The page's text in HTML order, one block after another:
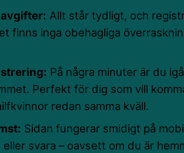
Allt står tydligt, och
finns inga obehagliga
På några minuter är du
Perfekt för dig som vill
redan samma kväll.
Sidan fungerar smidigt på
svara – oavsett om du är